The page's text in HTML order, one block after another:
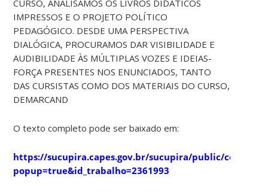
CURSO, ANALISAMOS OS LIVROS DIDÁTICOS
IMPRESSOS E O PROJETO POLÍTICO
PEDAGÓGICO. DESDE UMA PERSPECTIVA
DIALÓGICA, PROCURAMOS DAR VISIBILIDADE E
AUDIBILIDADE ÀS MÚLTIPLAS VOZES E IDEIAS-
FORÇA PRESENTES NOS ENUNCIADOS, TANTO
DAS CURSISTAS COMO DOS MATERIAIS DO CURSO,
DEMARCAND
O texto completo pode ser baixado em:
https://sucupira.capes.gov.br/sucupira/public/
popup=true&id_trabalho=2361993